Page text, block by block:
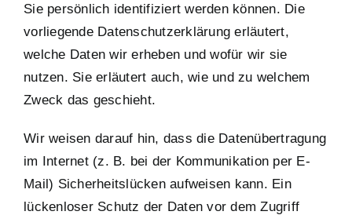
Sie persönlich identifiziert werden können. Die
vorliegende Datenschutzerklärung erläutert,
welche Daten wir erheben und wofür wir sie
nutzen. Sie erläutert auch, wie und zu welchem
Zweck das geschieht.
Wir weisen darauf hin, dass die Datenübertragung
im Internet (z. B. bei der Kommunikation per E-
Mail) Sicherheitslücken aufweisen kann. Ein
lückenloser Schutz der Daten vor dem Zugriff